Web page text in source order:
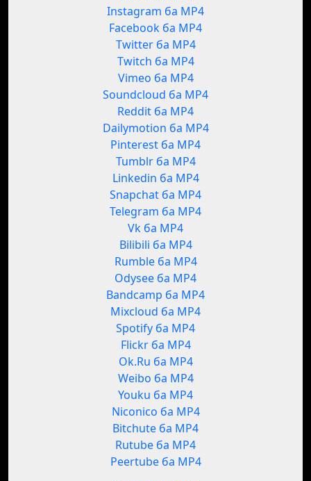
Instagram ба MP4
Facebook ба MP4
Twitter ба MP4
Twitch ба MP4
Vimeo ба MP4
Soundcloud ба MP4
Reddit ба MP4
Dailymotion ба MP4
Pinterest ба MP4
Tumblr ба MP4
Linkedin ба MP4
Snapchat ба MP4
Telegram ба MP4
Vk ба MP4
Bilibili ба MP4
Rumble ба MP4
Odysee ба MP4
Bandcamp ба MP4
Mixcloud ба MP4
Spotify ба MP4
Flickr ба MP4
Ok.Ru ба MP4
Weibo ба MP4
Youku ба MP4
Niconico ба MP4
Bitchute ба MP4
Rutube ба MP4
Peertube ба MP4